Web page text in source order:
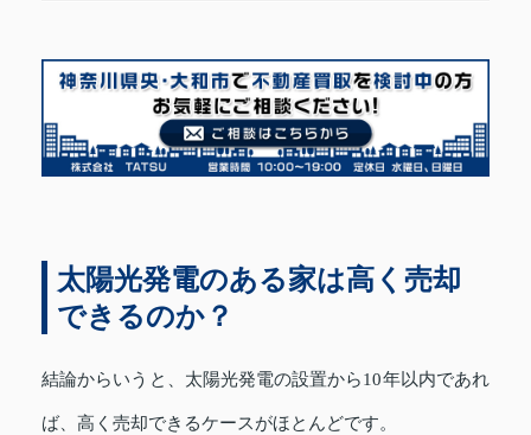
太陽光発電のある家は高く売却
できるのか？
結論からいうと、太陽光発電の設置から10年以内であれ
ば、高く売却できるケースがほとんどです。